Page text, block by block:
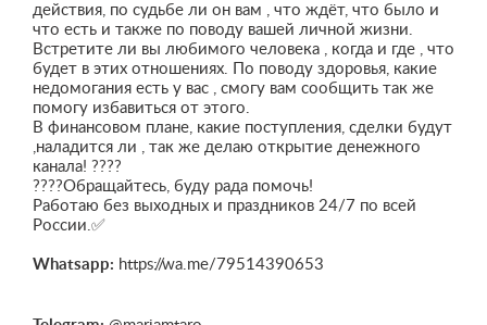
действия, по судьбе ли он вам , что ждёт, что было и
что есть и также по поводу вашей личной жизни.
Встретите ли вы любимого человека , когда и где , что
будет в этих отношениях. По поводу здоровья, какие
недомогания есть у вас , смогу вам сообщить так же
помогу избавиться от этого.
В финансовом плане, какие поступления, сделки будут
,наладится ли , так же делаю открытие денежного
канала! ????
????Обращайтесь, буду рада помочь!
Работаю без выходных и праздников 24/7 по всей
России.✅
Whatsapp: https://wa.me/79514390653